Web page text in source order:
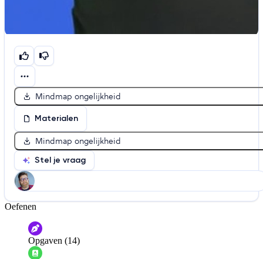
Mindmap ongelijkheid
Materialen
Mindmap ongelijkheid
Stel je vraag
Help ons de video te verbeteren
De audio is slecht
Informatie is onjuist
Oefenen
Opgaven (14)